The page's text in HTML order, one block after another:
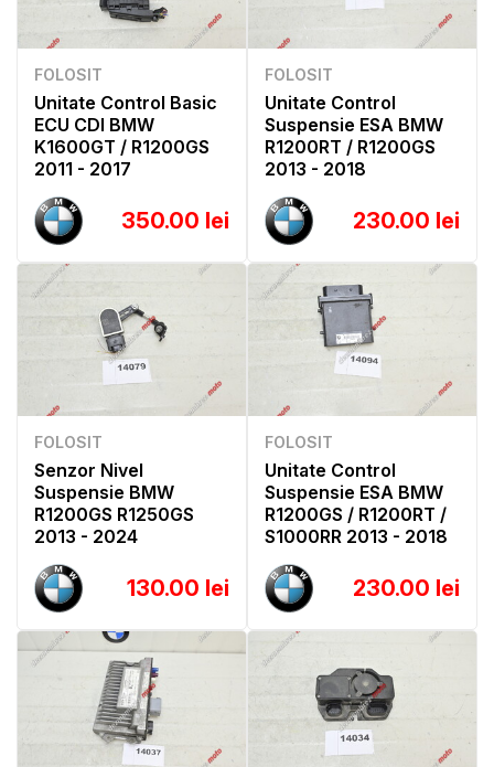
FOLOSIT
Unitate Control Basic
ECU CDI BMW
K1600GT / R1200GS
2011 - 2017
350.00 lei
FOLOSIT
Unitate Control
Suspensie ESA BMW
R1200RT / R1200GS
2013 - 2018
230.00 lei
FOLOSIT
Senzor Nivel
Suspensie BMW
R1200GS R1250GS
2013 - 2024
130.00 lei
FOLOSIT
Unitate Control
Suspensie ESA BMW
R1200GS / R1200RT /
S1000RR 2013 - 2018
230.00 lei